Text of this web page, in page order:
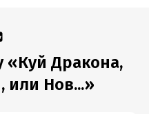
«Куй Дракона,
или Нов...»